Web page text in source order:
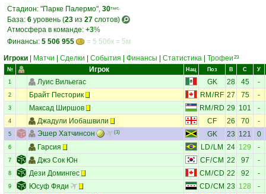
Стадион: "Парке Палермо", 30тыс.
База: 6 уровень (23 из 27 слотов)
Атмосфера в команде: +3%
Финансы: 5 506 955
= 5 506к = 5м
Игроки
Матчи Сделки События Финансы Статистика Трофеи 23
№ Игрок Нац Поз В С У
1 Луис Вильегас GK 28 45 -
2 Брайт Песторик RM / RF 27 75 -
3 Максад Ширшов RM / RD 29 101 -
4 Джадули Иобашвили CF 26 70 -
5 Эшер Хатчинсон (1) GK 23 121 0
6 Гарсия LD/ LM 24 129 -
7 Джэ Сок Юн CF/CM 22 97 -
8 Дези Домингес CM /CD 22 92 -
9 Юсуф Фяди CD/CM 23 128 -